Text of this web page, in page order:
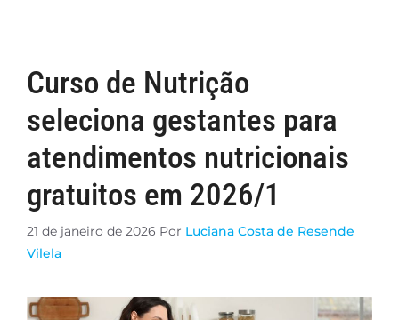
Curso de Nutrição
seleciona gestantes para
atendimentos nutricionais
gratuitos em 2026/1
21 de janeiro de 2026 Por Luciana Costa de Resende
Vilela